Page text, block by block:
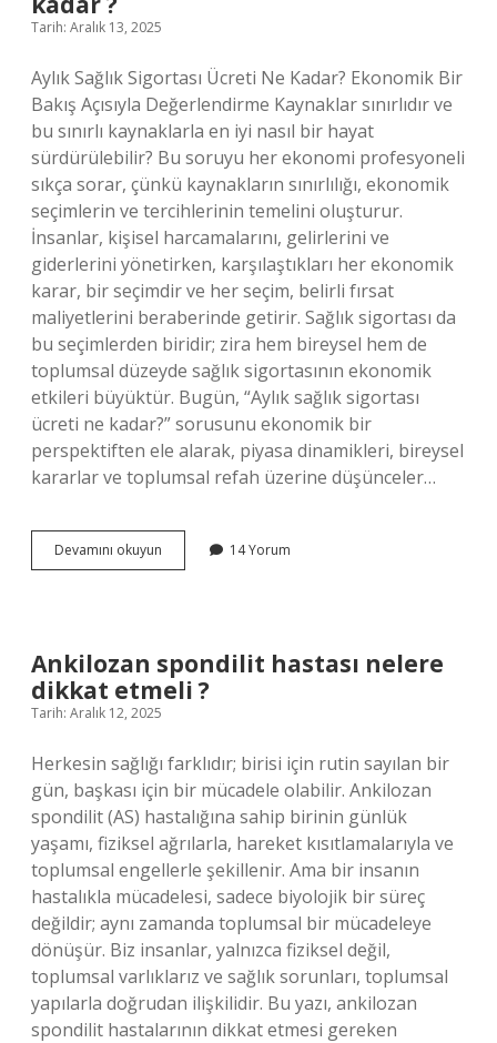
Tarih: Aralık 13, 2025
Aylık Sağlık Sigortası Ücreti Ne Kadar? Ekonomik Bir
Bakış Açısıyla Değerlendirme Kaynaklar sınırlıdır ve
bu sınırlı kaynaklarla en iyi nasıl bir hayat
sürdürülebilir? Bu soruyu her ekonomi profesyoneli
sıkça sorar, çünkü kaynakların sınırlılığı, ekonomik
seçimlerin ve tercihlerinin temelini oluşturur.
İnsanlar, kişisel harcamalarını, gelirlerini ve
giderlerini yönetirken, karşılaştıkları her ekonomik
karar, bir seçimdir ve her seçim, belirli fırsat
maliyetlerini beraberinde getirir. Sağlık sigortası da
bu seçimlerden biridir; zira hem bireysel hem de
toplumsal düzeyde sağlık sigortasının ekonomik
etkileri büyüktür. Bugün, “Aylık sağlık sigortası
ücreti ne kadar?” sorusunu ekonomik bir
perspektiften ele alarak, piyasa dinamikleri, bireysel
kararlar ve toplumsal refah üzerine düşünceler…
Devamını okuyun
sağlık
?
14 Yorum
Ankilozan spondilit hastası nelere
dikkat etmeli ?
Tarih: Aralık 12, 2025
Herkesin sağlığı farklıdır; birisi için rutin sayılan bir
gün, başkası için bir mücadele olabilir. Ankilozan
spondilit (AS) hastalığına sahip birinin günlük
yaşamı, fiziksel ağrılarla, hareket kısıtlamalarıyla ve
toplumsal engellerle şekillenir. Ama bir insanın
hastalıkla mücadelesi, sadece biyolojik bir süreç
değildir; aynı zamanda toplumsal bir mücadeleye
dönüşür. Biz insanlar, yalnızca fiziksel değil,
toplumsal varlıklarız ve sağlık sorunları, toplumsal
yapılarla doğrudan ilişkilidir. Bu yazı, ankilozan
spondilit hastalarının dikkat etmesi gereken